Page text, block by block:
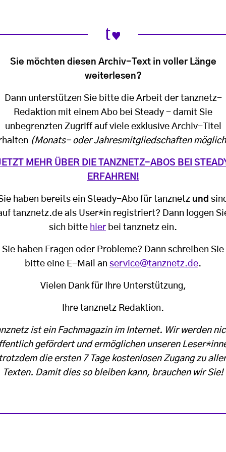
Sie möchten diesen Archiv-Text in voller Länge
weiterlesen?
Dann unterstützen Sie bitte die Arbeit der tanznetz-
Redaktion mit einem Abo bei Steady - damit Sie
unbegrenzten Zugriff auf viele exklusive Archiv-Titel
(Monats- oder Jahresmitgliedschaften
MEHR ÜBER DIE TANZNETZ-ABOS BEI
ERFAHREN!
haben bereits ein Steady-Abo für tanznetz und
tanznetz.de als User*in registriert? Dann loggen
sich bitte hier bei tanznetz ein.
Sie haben Fragen oder Probleme? Dann schreiben Sie
bitte eine E-Mail an service@tanznetz.de.
Vielen Dank für Ihre Unterstützung,
Ihre tanznetz Redaktion.
ist ein Fachmagazin im Internet. Wir werden
gefördert und ermöglichen unseren
die ersten 7 Tage kostenlosen Zugang zu
Texten. Damit dies so bleiben kann, brauchen wir Sie!